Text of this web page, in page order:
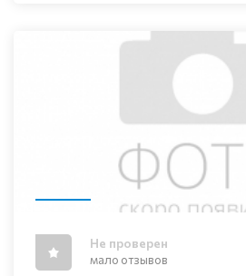
Не проверен
мало отзывов